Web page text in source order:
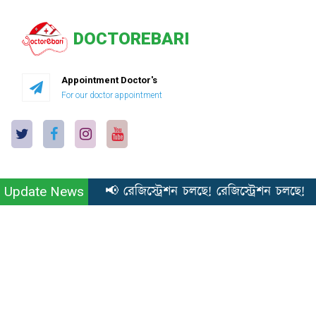
DOCTOREBARI
Appointment Doctor's
For our doctor appointment
Update News 📢 রেজিস্ট্রেশন চলছে! রেজিস্ট্রেশন চলছে!